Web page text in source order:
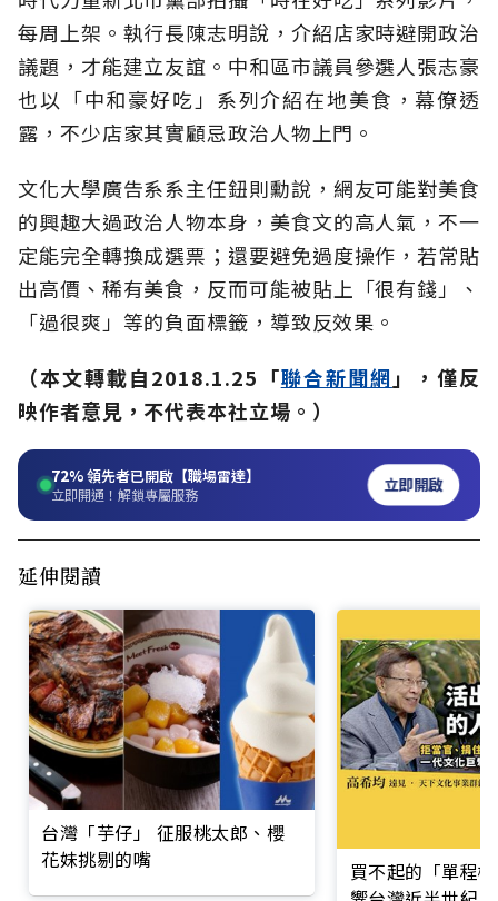
每周上架。執行長陳志明說，介紹店家時避開政治
議題，才能建立友誼。中和區市議員參選人張志豪
也以「中和豪好吃」系列介紹在地美食，幕僚透
露，不少店家其實顧忌政治人物上門。
文化大學廣告系系主任鈕則勳說，網友可能對美食
的興趣大過政治人物本身，美食文的高人氣，不一
定能完全轉換成選票；還要避免過度操作，若常貼
出高價、稀有美食，反而可能被貼上「很有錢」、
「過很爽」等的負面標籤，導致反效果。
（本文轉載自2018.1.25「聯合新聞網 」，僅反
映作者意見，不代表本社立場。）
72%領先者已開啟【職場雷達】
立即開通！解鎖專屬服務 立即開啟
延伸閱讀
台灣「芋仔」 征服桃太郎、櫻
花妹挑剔的嘴
買不起的「單程